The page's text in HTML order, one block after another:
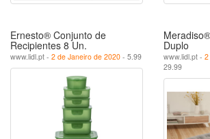
Ernesto® Conjunto de
Recipientes 8 Un.
www.lidl.pt - 2 de Janeiro de 2020 - 5.99
Duplo
www.lidl.pt -
29.99